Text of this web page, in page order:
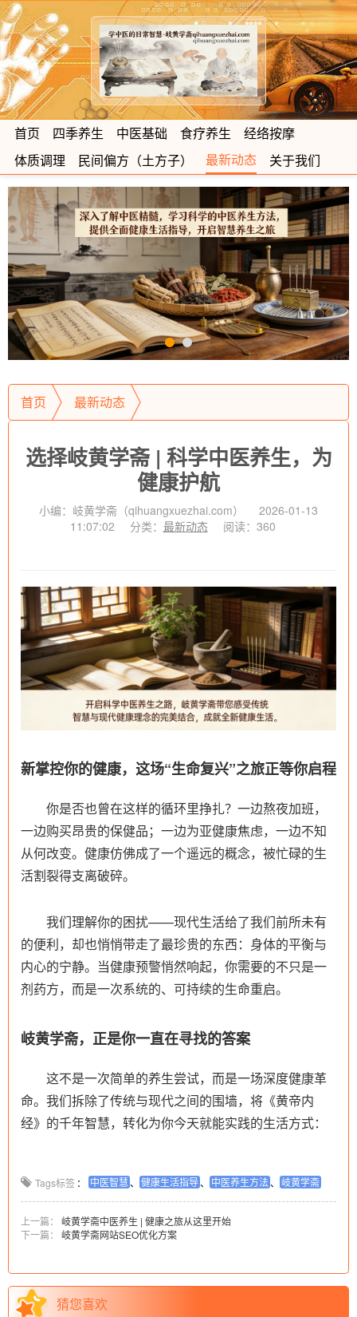
首页 四季养生 中医基础 食疗养生
经络按摩
体质调理
民间偏方（土方子） 最新动态 关于我们
首页
最新动态
选择岐黄学斋 | 科学中医养生，为
健康护航
小编：岐黄学斋（qihuangxuezhai.com）
2026-01-13
11:07:02
分类： 最新动态 阅读：360
新掌控你的健康，这场“生命复兴”之旅正等你启程
你是否也曾在这样的循环里挣扎？一边熬夜加班，
一边购买昂贵的保健品；一边为亚健康焦虑，一边不知
从何改变。健康仿佛成了一个遥远的概念，被忙碌的生
活割裂得支离破碎。
我们理解你的困扰——现代生活给了我们前所未有
的便利，却也悄悄带走了最珍贵的东西：身体的平衡与
内心的宁静。当健康预警悄然响起，你需要的不只是一
剂药方，而是一次系统的、可持续的生命重启。
岐黄学斋，正是你一直在寻找的答案
这不是一次简单的养生尝试，而是一场深度健康革
命。我们拆除了传统与现代之间的围墙，将《黄帝内
经》的千年智慧，转化为你今天就能实践的生活方式：
Tags标签 ： 中医智慧、 健康生活指导、 中医养生方法、 岐黄学斋
上一篇：
岐黄学斋中医养生 | 健康之旅从这里开始
下一篇：
岐黄学斋网站SEO优化方案
猜您喜欢